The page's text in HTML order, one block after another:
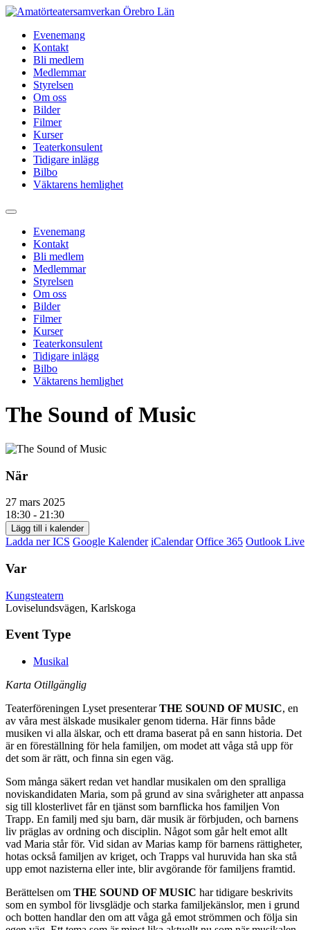
Hoppa
innehållEvenemang
Kontakt
Bli medlem
Medlemmar
Styrelsen
Om oss
Bilder
Filmer
Kurser
Teaterkonsulent
Tidigare inlägg
Bilbo
Väktarens hemlighet
Evenemang
Kontakt
Bli medlem
Medlemmar
Styrelsen
Om oss
Bilder
Filmer
Kurser
Teaterkonsulent
Tidigare inlägg
Bilbo
Väktarens hemlighet
The Sound of Music
När
27 mars 2025
18:30 - 21:30
Lägg till i kalender
Ladda ner ICS Google Kalender iCalendar Office 365 Outlook Live
Var
Kungsteatern
Loviselundsvägen, Karlskoga
Event Type
Musikal
Karta Otillgänglig
Teaterföreningen Lyset presenterarTHE SOUND OF MUSIC, en
av våra mest älskade musikaler genom tiderna. Här finns både
musiken vi alla älskar, och ett drama baserat på en sann historia. Det
är en föreställning för hela familjen, om modet att våga stå upp för
det som är rätt, och finna sin egen väg.
Som många säkert redan vet handlar musikalen om den spralliga
noviskandidaten Maria, som på grund av sina svårigheter att anpassa
sig till klosterlivet får en tjänst som barnflicka hos familjen Von
Trapp. En familj med sju barn, där musik är förbjuden, och barnens
liv präglas av ordning och disciplin. Något som går helt emot allt
vad Maria står för. Vid sidan av Marias kamp för barnens rättigheter,
hotas också familjen av kriget, och Trapps val huruvida han ska stå
upp emot nazisterna eller inte, blir avgörande för familjens framtid.
Berättelsen om THE SOUND OF MUSIC har tidigare beskrivits
som en symbol för livsglädje och starka familjekänslor, men i grund
och botten handlar den om att våga gå emot strömmen och följa sin